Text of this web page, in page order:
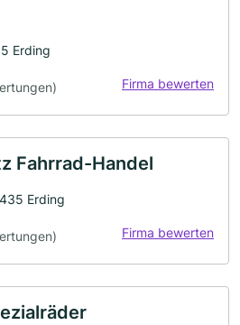
Erding
Firma bewerten
Fahrrad-Handel
Erding
Firma bewerten